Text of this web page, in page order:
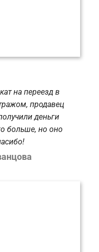
на переезд в
продавец
деньги
больше, но оно